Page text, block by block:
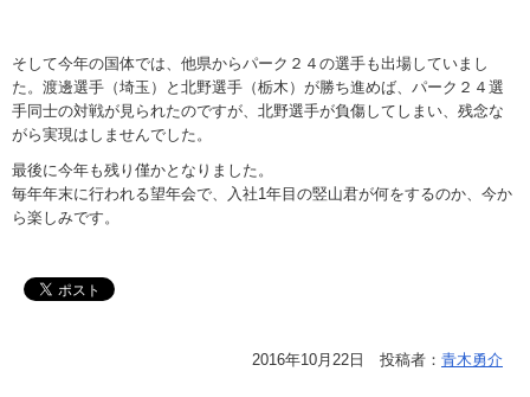
そして今年の国体では、他県からパーク２４の選手も出場していまし
た。渡邊選手（埼玉）と北野選手（栃木）が勝ち進めば、パーク２４選
手同士の対戦が見られたのですが、北野選手が負傷してしまい、残念な
がら実現はしませんでした。
最後に今年も残り僅かとなりました。
毎年年末に行われる望年会で、入社1年目の竪山君が何をするのか、今か
ら楽しみです。
2016年10月22日 投稿者： 青木勇介